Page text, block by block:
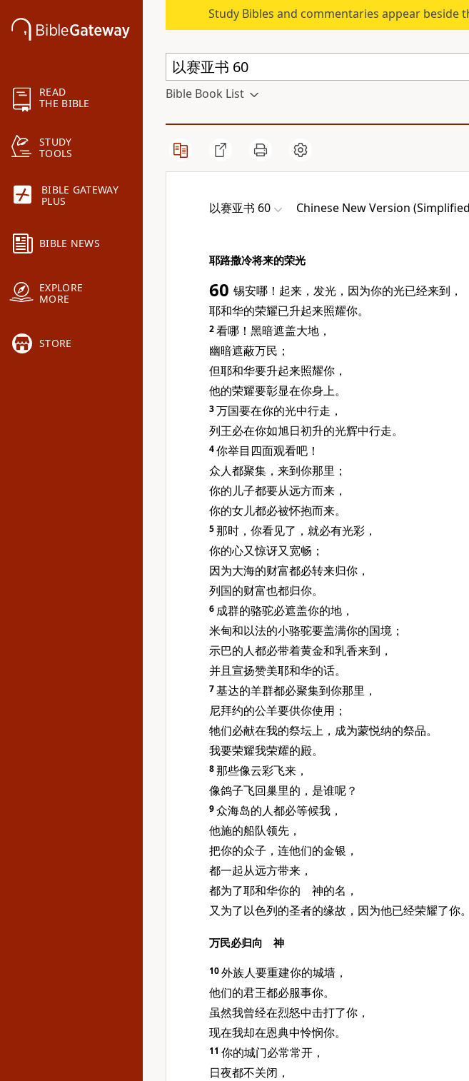
READ
THE BIBLE
STUDY
TOOLS
BIBLE GATEWAY
PLUS
BIBLE NEWS
EXPLORE
MORE
STORE
Study Bibles and commentaries appear beside
Bible Book List
以赛亚书 60 Chinese New Version
耶路撒冷将来的荣光
60 锡安哪！起来，发光，因为你的光已经来到，
耶和华的荣耀已升起来照耀你。
2看哪！黑暗遮盖大地，
幽暗遮蔽万民；
但耶和华要升起来照耀你，
他的荣耀要彰显在你身上。
3万国要在你的光中行走，
列王必在你如旭日初升的光辉中行走。
4你举目四面观看吧！
众人都聚集，来到你那里；
你的儿子都要从远方而来，
你的女儿都必被怀抱而来。
5那时，你看见了，就必有光彩，
你的心又惊讶又宽畅；
因为大海的财富都必转来归你，
列国的财富也都归你。
6 成群的骆驼必遮盖你的地，
米甸和以法的小骆驼要盖满你的国境；
示巴的人都必带着黄金和乳香来到，
并且宣扬赞美耶和华的话。
7基达的羊群都必聚集到你那里，
尼拜约的公羊要供你使用；
牠们必献在我的祭坛上，成为蒙悦纳的祭品。
我要荣耀我荣耀的殿。
8那些像云彩飞来，
像鸽子飞回巢里的，是谁呢？
9众海岛的人都必等候我，
他施的船队领先，
把你的众子，连他们的金银，
都一起从远方带来，
都为了耶和华你的 神的名，
又为了以色列的圣者的缘故，因为他已经荣耀了你。
万民必归向 神
10外族人要重建你的城墙，
他们的君王都必服事你。
虽然我曾经在烈怒中击打了你，
现在我却在恩典中怜悯你。
11 你的城门必常常开，
日夜都不关闭，